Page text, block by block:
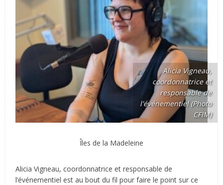
Alicia Vigneau,
coordonnatrice et
responsable de
l'événementiel (Photo
CFIM)
Îles de la Madeleine
Alicia Vigneau, coordonnatrice et responsable de
l’événementiel est au bout du fil pour faire le point sur ce